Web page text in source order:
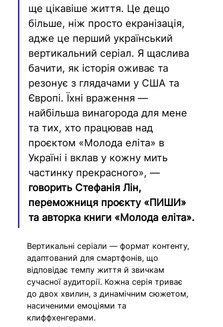
ще цікавіше життя. Це дещо
більше, ніж просто екранізація,
адже це перший український
вертикальний серіал. Я щаслива
бачити, як історія оживає та
резонує з глядачами у США та
Європі. Їхні враження —
найбільша винагорода для мене
та тих, хто працював над
проєктом «Молода еліта» в
Україні і вклав у кожну мить
частинку прекрасного», —
говорить Стефанія Лін,
переможниця проєкту «ПИШИ»
та авторка книги «Молода еліта».
Вертикальні серіали — формат контенту,
адаптований для смартфонів, що
відповідає темпу життя й звичкам
сучасної аудиторії. Кожна серія триває
до двох хвилин, з динамічним сюжетом,
насиченими емоціями та
клиффхенгерами.